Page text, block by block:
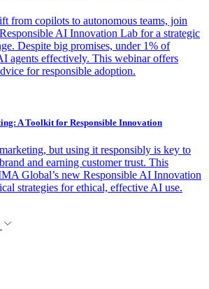
from copilots to autonomous teams, join
AI Innovation Lab for a strategic
Despite big promises, under 1% of
agents effectively. This webinar offers
for responsible adoption.
A Toolkit for Responsible Innovation
but using it responsibly is key to
and earning customer trust. This
Global’s new Responsible AI Innovation
strategies for ethical, effective AI use.